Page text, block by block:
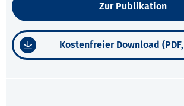
Zur Publikation
Kostenfreier Download